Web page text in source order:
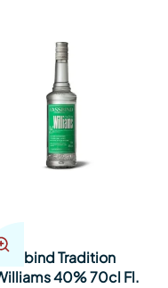
Fassbind Tradition
40% 70cl Fl.